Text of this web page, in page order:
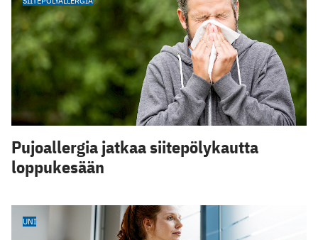
Pujoallergia jatkaa siitepölykautta
loppukesään
UNI